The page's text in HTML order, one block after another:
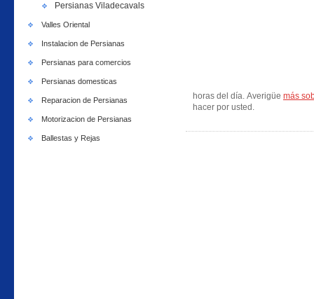
Persianas Viladecavals
Valles Oriental
Instalacion de Persianas
Persianas para comercios
Persianas domesticas
Reparacion de Persianas
Motorizacion de Persianas
Ballestas y Rejas
horas del día. Averigüe más
hacer por usted.